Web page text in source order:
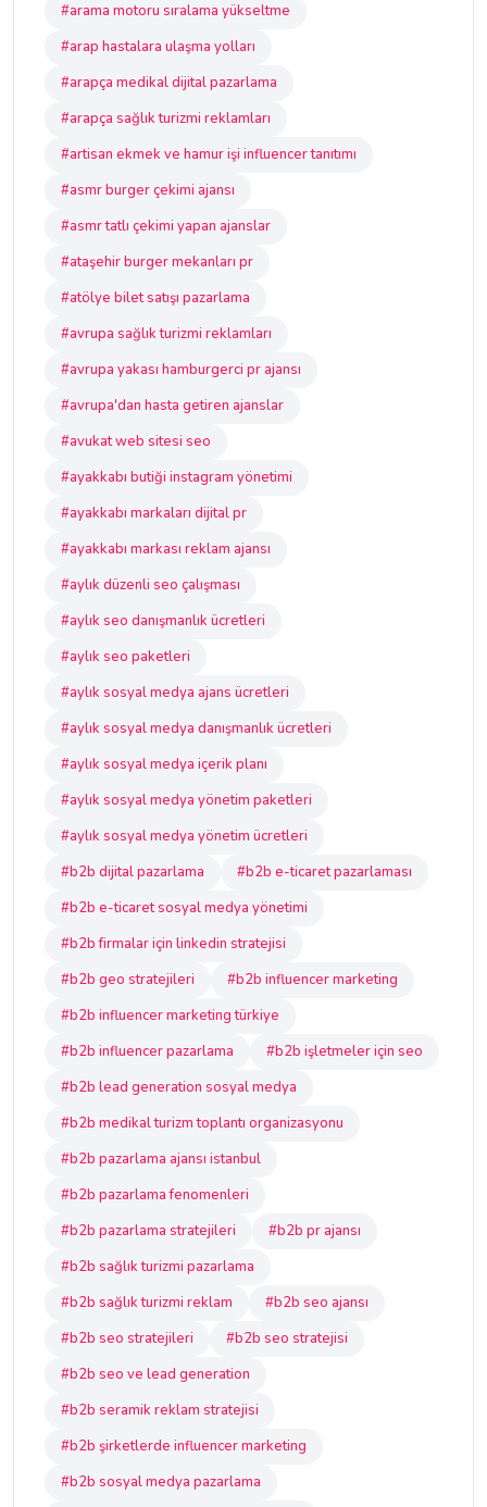
#arama motoru sıralama yükseltme
#arap hastalara ulaşma yolları
#arapça medikal dijital pazarlama
#arapça sağlık turizmi reklamları
#artisan ekmek ve hamur işi influencer tanıtımı
#asmr burger çekimi ajansı
#asmr tatlı çekimi yapan ajanslar
#ataşehir burger mekanları pr
#atölye bilet satışı pazarlama
#avrupa sağlık turizmi reklamları
#avrupa yakası hamburgerci pr ajansı
#avrupa'dan hasta getiren ajanslar
#avukat web sitesi seo
#ayakkabı butiği instagram yönetimi
#ayakkabı markaları dijital pr
#ayakkabı markası reklam ajansı
#aylık düzenli seo çalışması
#aylık seo danışmanlık ücretleri
#aylık seo paketleri
#aylık sosyal medya ajans ücretleri
#aylık sosyal medya danışmanlık ücretleri
#aylık sosyal medya içerik planı
#aylık sosyal medya yönetim paketleri
#aylık sosyal medya yönetim ücretleri
#b2b dijital pazarlama
#b2b e-ticaret pazarlaması
#b2b e-ticaret sosyal medya yönetimi
#b2b firmalar için linkedin stratejisi
#b2b geo stratejileri
#b2b influencer marketing
#b2b influencer marketing türkiye
#b2b influencer pazarlama
#b2b işletmeler için seo
#b2b lead generation sosyal medya
#b2b medikal turizm toplantı organizasyonu
#b2b pazarlama ajansı istanbul
#b2b pazarlama fenomenleri
#b2b pazarlama stratejileri
#b2b pr ajansı
#b2b sağlık turizmi pazarlama
#b2b sağlık turizmi reklam
#b2b seo ajansı
#b2b seo stratejileri
#b2b seo stratejisi
#b2b seo ve lead generation
#b2b seramik reklam stratejisi
#b2b şirketlerde influencer marketing
#b2b sosyal medya pazarlama